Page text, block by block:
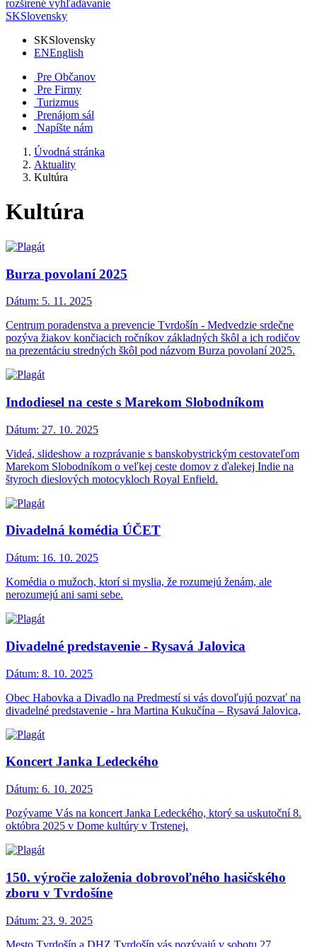
rozšírené vyhľadávanie
SKSlovensky
SKSlovensky
ENEnglish
Pre Občanov
Pre Firmy
Turizmus
Prenájom sál
Napíšte nám
Úvodná stránka
Aktuality
Kultúra
Kultúra
Burza povolaní 2025
Dátum: 5. 11. 2025
Centrum poradenstva a prevencie Tvrdošín - Medvedzie srdečne
pozýva žiakov končiacich ročníkov základných škôl a ich rodičov
na prezentáciu stredných škôl pod názvom Burza povolaní 2025.
Indodiesel na ceste s Marekom Slobodníkom
Dátum: 27. 10. 2025
Videá, slideshow a rozprávanie s banskobystrickým cestovateľom
Marekom Slobodníkom o veľkej ceste domov z ďalekej Indie na
štyroch dieslových motocykloch Royal Enfield.
Divadelná komédia ÚČET
Dátum: 16. 10. 2025
Komédia o mužoch, ktorí si myslia, že rozumejú ženám, ale
nerozumejú ani sami sebe.
Divadelné predstavenie - Rysavá Jalovica
Dátum: 8. 10. 2025
Obec Habovka a Divadlo na Predmestí si vás dovoľujú pozvať na
divadelné predstavenie - hra Martina Kukučína – Rysavá Jalovica,
Koncert Janka Ledeckého
Dátum: 6. 10. 2025
Pozývame Vás na koncert Janka Ledeckého, ktorý sa uskutoční 8.
októbra 2025 v Dome kultúry v Trstenej.
150. výročie založenia dobrovoľného hasičského
zboru v Tvrdošíne
Dátum: 23. 9. 2025
Mesto Tvrdošín a DHZ Tvrdošín vás pozývajú v sobotu 27.